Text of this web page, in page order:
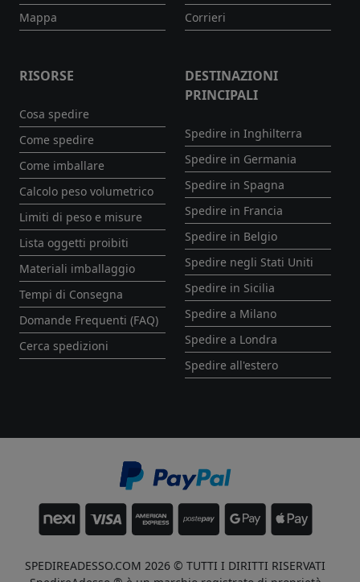
Mappa
Corrieri
RISORSE
Cosa spedire
Come spedire
Come imballare
Calcolo peso volumetrico
Limiti di peso e misure
Lista oggetti proibiti
Materiali imballaggio
Tempi di Consegna
Domande Frequenti (FAQ)
Cerca spedizioni
DESTINAZIONI
PRINCIPALI
Spedire in Inghilterra
Spedire in Germania
Spedire in Spagna
Spedire in Francia
Spedire in Belgio
Spedire negli Stati Uniti
Spedire in Sicilia
Spedire a Milano
Spedire a Londra
Spedire all'estero
SPEDIREADESSO.COM 2026 © TUTTI I DIRITTI RISERVATI